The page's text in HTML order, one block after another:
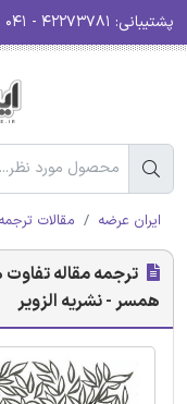
پشتیبانی:
ایران عرضه مقالات
ترجمه مقاله
همسر - نشریه الزویر